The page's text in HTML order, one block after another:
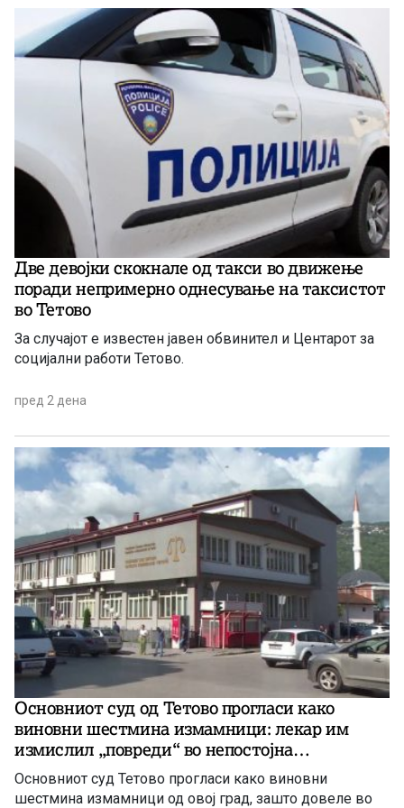
Две девојки скокнале од такси во движење
поради непримерно однесување на таксистот
во Тетово
За случајот е известен јавен обвинител и Центарот за
социјални работи Тетово.
пред 2 дена
Основниот суд од Тетово прогласи како
виновни шестмина измамници: лекар им
измислил „повреди“ во непостојна
сообраќајка
Основниот суд Тетово прогласи како виновни
шестмина измамници од овој град, зашто довеле во